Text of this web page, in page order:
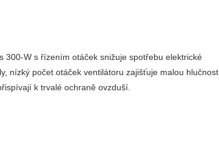
300-W s řízením otáček snižuje spotřebu elektrické
nízký počet otáček ventilátoru zajišťuje malou hlučnost
k trvalé ochraně ovzduší.